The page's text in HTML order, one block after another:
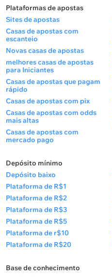
Plataformas de apostas
Sites de apostas
Casas de apostas com
escanteio
Novas casas de apostas
melhores casas de apostas
para Iniciantes
Casas de apostas que pagam
rápido
Casas de apostas com pix
Casas de apostas com odds
mais altas
Casas de apostas com
mercado pago
Depósito mínimo
Depósito baixo
Plataforma de R$1
Plataforma de R$2
Plataforma de R$3
Plataforma de R$5
Plataforma de r$10
Plataforma de R$20
Base de conhecimento